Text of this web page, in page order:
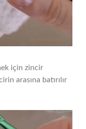
için zincir
arasına batırılır